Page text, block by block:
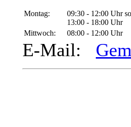
Montag:
09:30 - 12:00 Uhr
13:00 - 18:00 Uhr
Mittwoch:
08:00 - 12:00 Uhr
E-Mail: